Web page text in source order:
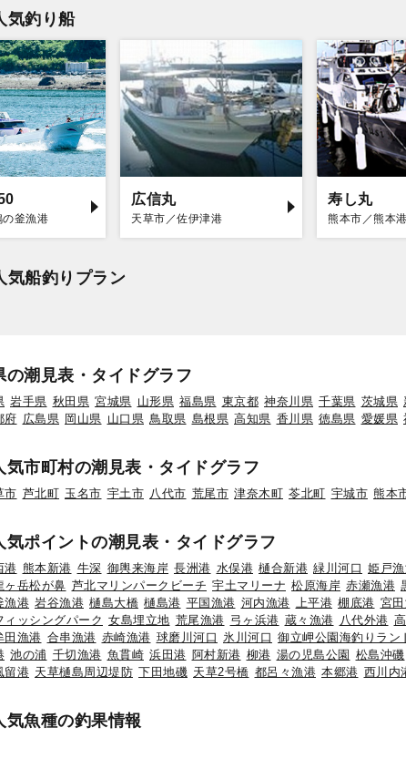
気釣り船
の釜漁港
広信丸
天草市／佐伊津港
寿し丸
熊本市／熊本港
気船釣りプラン
の潮見表・タイドグラフ
岩手県 秋田県 宮城県 山形県 福島県 東京都 神奈川県 千葉県 茨城県
府 広島県 岡山県 山口県 鳥取県 島根県 高知県 香川県 徳島県 愛媛県
気市町村の潮見表・タイドグラフ
市 芦北町 玉名市 宇土市 八代市 荒尾市 津奈木町 苓北町 宇城市 熊本
気ポイントの潮見表・タイドグラフ
港 熊本新港 牛深 御輿来海岸 長洲港 水俣港 樋合新港 緑川河口 姫戸
ヶ岳松が鼻 芦北マリンパークビーチ 宇土マリーナ 松原海岸 赤瀬漁港
漁港 岩谷漁港 樋島大橋 樋島港 平国漁港 河内漁港 上平港 棚底港 宮
ィッシングパーク 女島埋立地 荒尾漁港 弓ヶ浜港 蔵々漁港 八代外港
田漁港 合串漁港 赤崎漁港 球磨川河口 氷川河口 御立岬公園海釣りラン
池の浦 千切漁港 魚貫崎 浜田港 阿村新港 柳港 湯の児島公園 松島沖磯
留港 天草樋島周辺堤防 下田地磯 天草2号橋 都呂々漁港 本郷港 西川内
気魚種の釣果情報